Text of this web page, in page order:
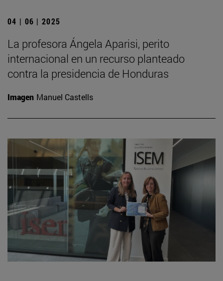
04 | 06 | 2025
La profesora Ángela Aparisi, perito
internacional en un recurso planteado
contra la presidencia de Honduras
Imagen Manuel Castells